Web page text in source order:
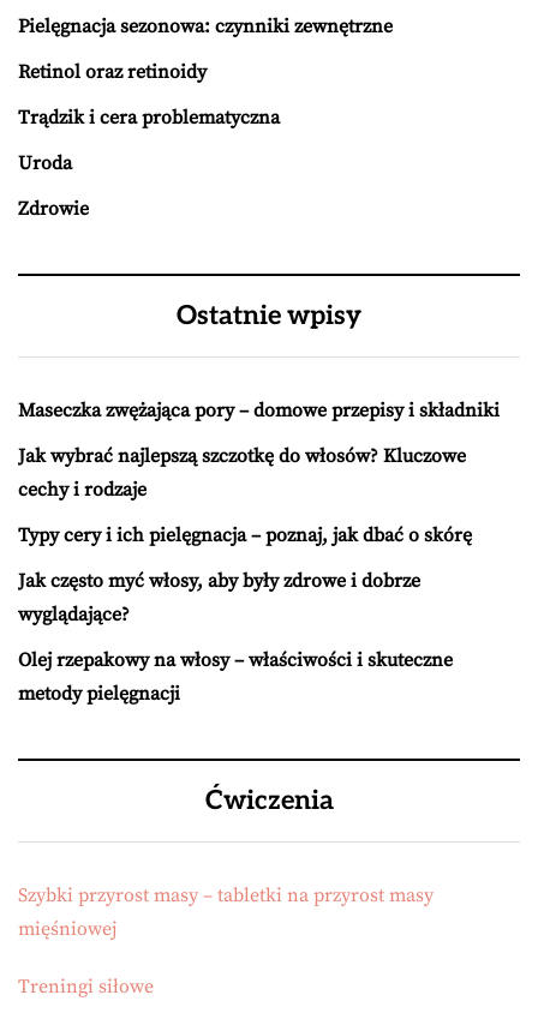
Pielęgnacja sezonowa: czynniki zewnętrzne
Retinol oraz retinoidy
Trądzik i cera problematyczna
Uroda
Zdrowie
Ostatnie wpisy
Maseczka zwężająca pory – domowe przepisy i składniki
Jak wybrać najlepszą szczotkę do włosów? Kluczowe
cechy i rodzaje
Typy cery i ich pielęgnacja – poznaj, jak dbać o skórę
Jak często myć włosy, aby były zdrowe i dobrze
wyglądające?
Olej rzepakowy na włosy – właściwości i skuteczne
metody pielęgnacji
Ćwiczenia
Szybki przyrost masy – tabletki na przyrost masy
mięśniowej
Treningi siłowe